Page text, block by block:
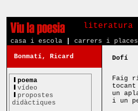
literatura
casa i escola carrers i places
Bonmatí, Ricard
poema
vídeo
propostes
didàctiques
Dofí
Faig
un
i un